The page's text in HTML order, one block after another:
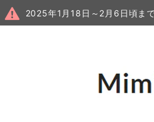
2025年1月18日～2月6日頃ま